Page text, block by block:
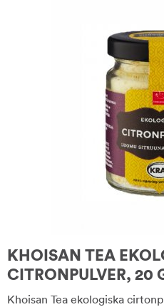
KHOISAN TEA
CITRONPULVER, 20
Khoisan Tea ekologiska